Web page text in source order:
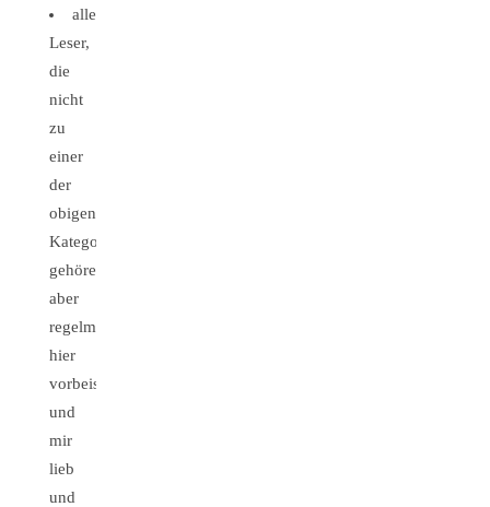
alle
Leser,
die
nicht
zu
einer
der
obigen
Kategorien
gehören,
aber
regelmäßig
hier
vorbeischauen
und
mir
lieb
und